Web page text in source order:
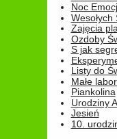
Noc
Wesołych
Zajęcia
Ozdoby
S jak
Listy do
Małe
Piankolina
Urodziny
Jesień
10.